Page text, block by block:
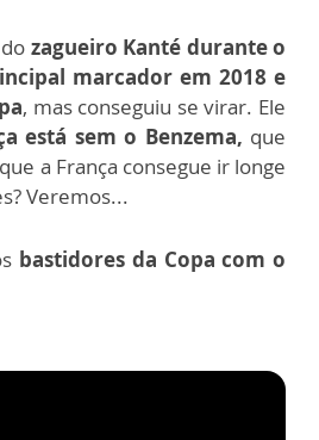
zagueiro Kanté durante o
marcador em 2018 e
, mas conseguiu se virar. Ele
está sem o Benzema, que
a França consegue ir longe
Veremos...
bastidores da Copa com o